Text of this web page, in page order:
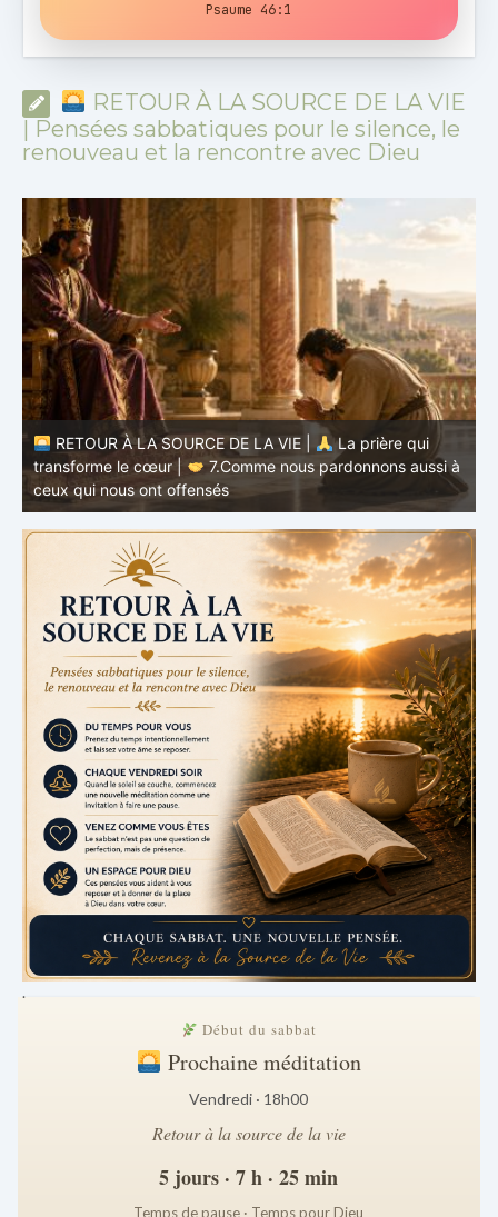
Psaume 46:1
RETOUR À LA SOURCE DE LA VIE
| Pensées sabbatiques pour le silence, le
renouveau et la rencontre avec Dieu
RETOUR À LA SOURCE DE LA VIE |
La prière qui
transforme le cœur |
6.Et pardonne-nous nos offenses
.
Début du sabbat
Prochaine méditation
Vendredi · 18h00
Retour à la source de la vie
5 jours · 7 h · 25 min
Temps de pause · Temps pour Dieu